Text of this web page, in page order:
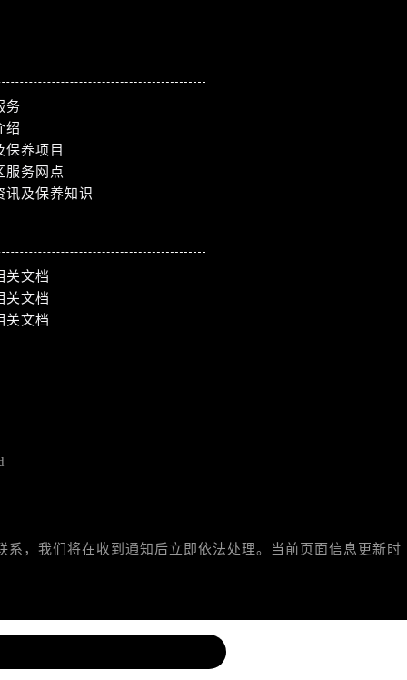
务
绍
保养项目
服务网点
讯及保养知识
关文档
关文档
关文档
，我们将在收到通知后立即依法处理。当前页面信息更新时